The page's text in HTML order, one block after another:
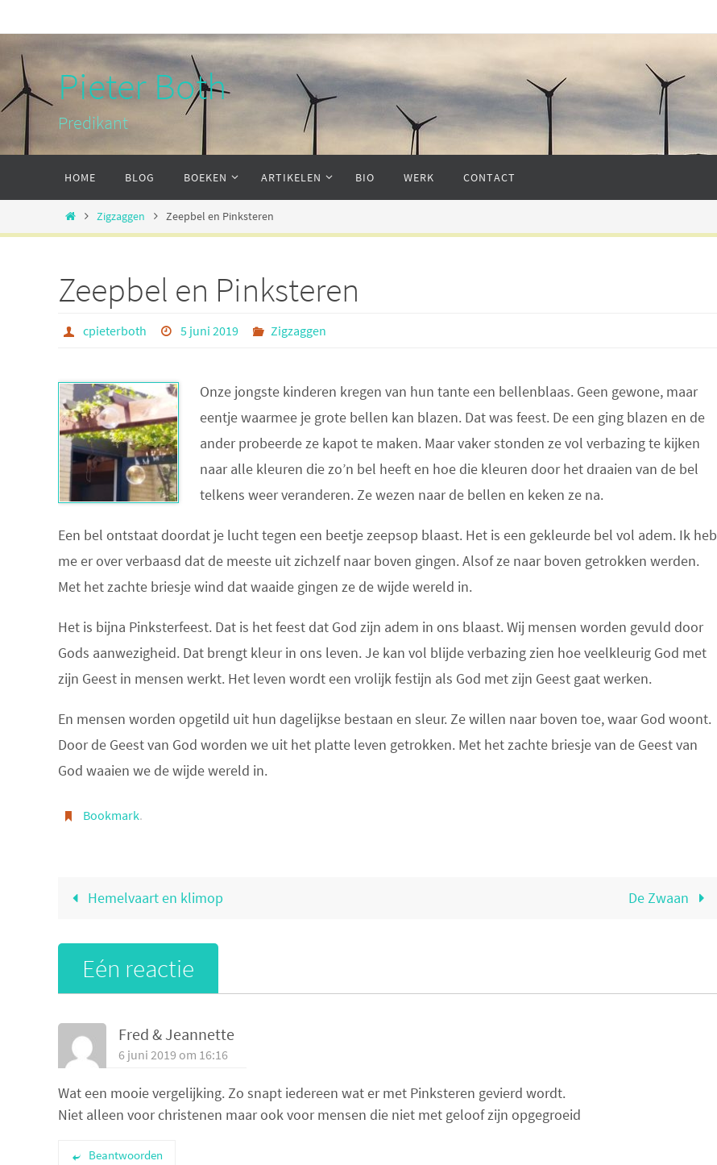
naar
inhoud
Pieter Both
Predikant
de
HOME BLOG BOEKEN ARTIKELEN BIO WERK CONTACT
HomeZigzaggen Zeepbel en Pinksteren
Zeepbel en Pinksteren
cpieterboth 5 juni 2019 Zigzaggen
Onze jongste kinderen kregen van hun tante een bellenblaas. Geen gewone, maar
eentje waarmee je grote bellen kan blazen. Dat was feest. De een ging blazen en de
ander probeerde ze kapot te maken. Maar vaker stonden ze vol verbazing te kijken
naar alle kleuren die zo’n bel heeft en hoe die kleuren door het draaien van de bel
telkens weer veranderen. Ze wezen naar de bellen en keken ze na.
Een bel ontstaat doordat je lucht tegen een beetje zeepsop blaast. Het is een gekleurde bel vol adem. Ik heb
me er over verbaasd dat de meeste uit zichzelf naar boven gingen. Alsof ze naar boven getrokken werden.
Met het zachte briesje wind dat waaide gingen ze de wijde wereld in.
Het is bijna Pinksterfeest. Dat is het feest dat God zijn adem in ons blaast. Wij mensen worden gevuld door
Gods aanwezigheid. Dat brengt kleur in ons leven. Je kan vol blijde verbazing zien hoe veelkleurig God met
zijn Geest in mensen werkt. Het leven wordt een vrolijk festijn als God met zijn Geest gaat werken.
En mensen worden opgetild uit hun dagelijkse bestaan en sleur. Ze willen naar boven toe, waar God woont.
Door de Geest van God worden we uit het platte leven getrokken. Met het zachte briesje van de Geest van
God waaien we de wijde wereld in.
Bookmark.
Hemelvaart en klimop De Zwaan
Eén reactie
Fred & Jeannette
6 juni 2019 om 16:16
Wat een mooie vergelijking. Zo snapt iedereen wat er met Pinksteren gevierd wordt.
Niet alleen voor christenen maar ook voor mensen die niet met geloof zijn opgegroeid
Beantwoorden